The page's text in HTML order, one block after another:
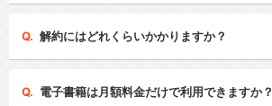
解約にはどれくらいかかりますか？
電子書籍は月額料金だけで利用できますか？